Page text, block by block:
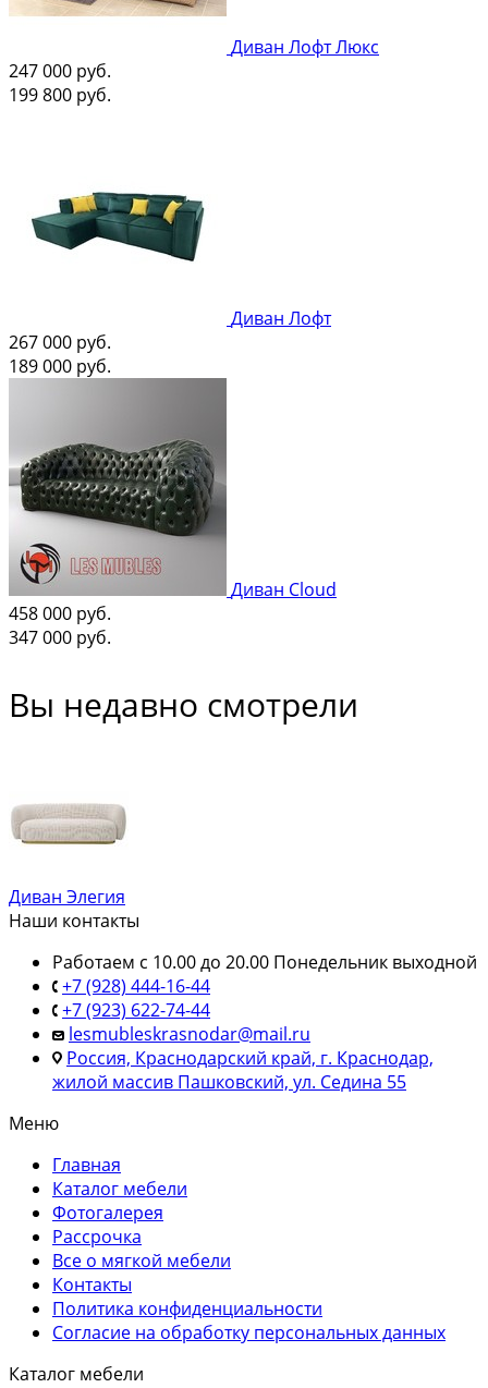
Диван Лофт Люкс
247 000 руб.
199 800 руб.
Диван Лофт
267 000 руб.
189 000 руб.
Диван Cloud
458 000 руб.
347 000 руб.
Вы недавно смотрели
Диван Элегия
Наши контакты
Работаем с 10.00 до 20.00 Понедельник выходной
+7 (928) 444-16-44
+7 (923) 622-74-44
lesmubleskrasnodar@mail.ru
Россия, Краснодарский край, г. Краснодар,
жилой массив Пашковский, ул. Седина 55
Меню
Главная
Каталог мебели
Фотогалерея
Рассрочка
Все о мягкой мебели
Контакты
Политика конфиденциальности
Согласие на обработку персональных данных
Каталог мебели